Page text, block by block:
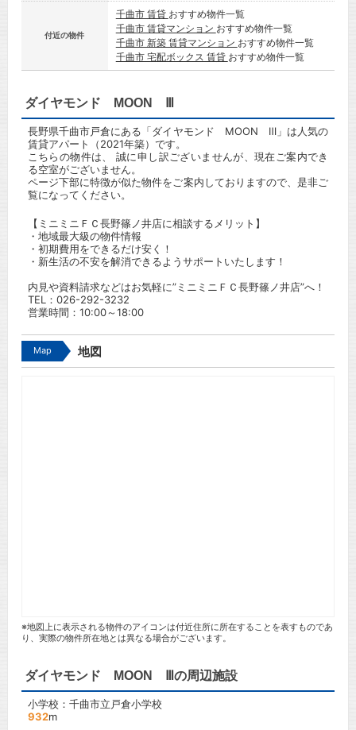
付近の物件
千曲市 賃貸 おすすめ物件一覧
千曲市 賃貸マンション おすすめ物件一覧
千曲市 新築 賃貸マンション おすすめ物件一覧
千曲市 宅配ボックス 賃貸 おすすめ物件一覧
ダイヤモンド MOON Ⅲ
長野県千曲市戸倉にある「ダイヤモンド MOON Ⅲ」は人気の
賃貸アパート（2021年築）です。
こちらの物件は、 誠に申し訳ございませんが、現在ご案内でき
る空室がございません。
ページ下部に特徴が似た物件をご案内しておりますので、是非ご
覧になってください。
【ミニミニＦＣ長野篠ノ井店に相談するメリット】
・地域最大級の物件情報
・初期費用をできるだけ安く！
・新生活の不安を解消できるようサポートいたします！
内見や資料請求などはお気軽に”ミニミニＦＣ長野篠ノ井店”へ！
TEL： 026-292-3232
営業時間：10:00～18:00
Map 地図
※地図上に表示される物件のアイコンは付近住所に所在することを表すものであ
り、実際の物件所在地とは異なる場合がございます。
ダイヤモンド MOON Ⅲの周辺施設
小学校：千曲市立戸倉小学校
932m